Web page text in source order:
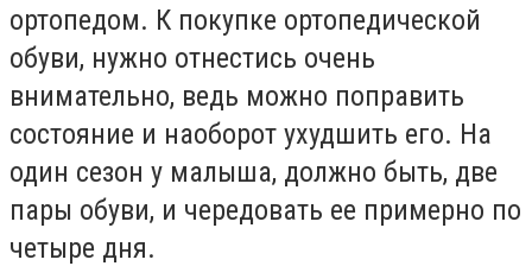
ортопедом. К покупке ортопедической
обуви, нужно отнестись очень
внимательно, ведь можно поправить
состояние и наоборот ухудшить его. На
один сезон у малыша, должно быть, две
пары обуви, и чередовать ее примерно по
четыре дня.